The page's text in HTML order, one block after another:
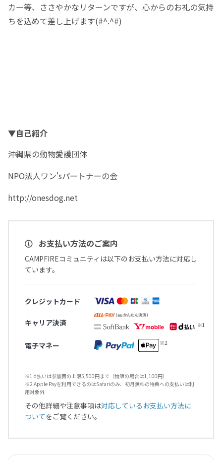
カー等、ささやかなリターンですが、心からのお礼の気持
ちを込めて差し上げます(#^.^#)
▼自己紹介
沖縄県の動物愛護団体
NPO法人ワン'sパートナーの会
http://onesdog.net
お支払い方法のご案内
CAMPFIREコミュニティは以下のお支払い方法に対応し
ています。
クレジットカード
キャリア決済
電子マネー
※1 d払いは参加費の上限5,500円まで（物販の場合は1,100円）
※2 Apple Payを利用できるのはSafariのみ、初月無料の特典への支払いは利
用対象外
その他詳細や注意事項は対応しているお支払い方法に
ついてをご覧ください。